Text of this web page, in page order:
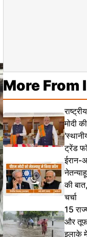
More From
मोदी
ट्रेंड
ईरान-
की
चर्चा
15
और
इलाके